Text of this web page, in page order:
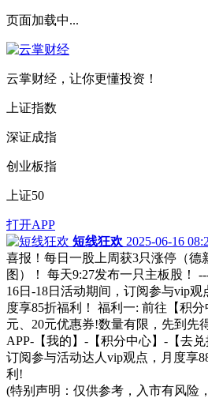
页面加载中...
云掌财经，让你更懂投资！
上证指数
深证成指
创业板指
上证50
打开APP
短线狂欢 2025-06-16
喜报！每日一股上周获3只涨停（德
图）！ 每天9:27发布一只主板股！
16日-18日活动期间，订阅参与vip
度享85折福利！ 福利一: 前往【积
元、20元优惠券!数量有限，先到先
APP-【我的】-【积分中心】-【去
订阅参与活动达人vip观点，月度享
利!
(特别声明：仅供参考，入市有风险